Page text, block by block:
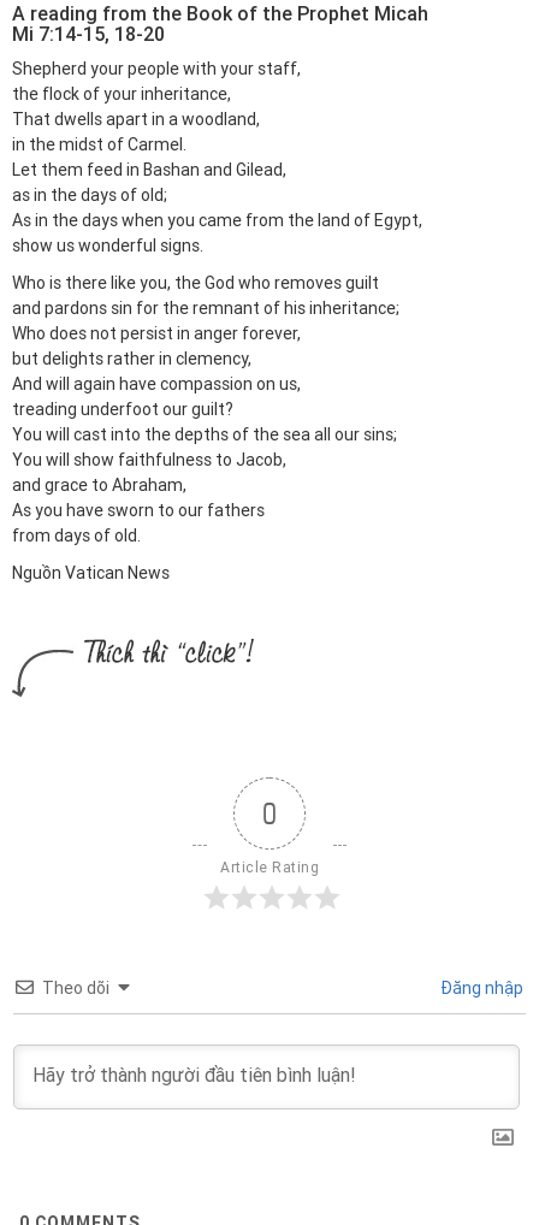
A reading from the Book of the Prophet Micah
Mi 7:14-15, 18-20
Shepherd your people with your staff,
the flock of your inheritance,
That dwells apart in a woodland,
in the midst of Carmel.
Let them feed in Bashan and Gilead,
as in the days of old;
As in the days when you came from the land of Egypt,
show us wonderful signs.
Who is there like you, the God who removes guilt
and pardons sin for the remnant of his inheritance;
Who does not persist in anger forever,
but delights rather in clemency,
And will again have compassion on us,
treading underfoot our guilt?
You will cast into the depths of the sea all our sins;
You will show faithfulness to Jacob,
and grace to Abraham,
As you have sworn to our fathers
from days of old.
Nguồn Vatican News
0
Article Rating
Theo dõi Đăng nhập